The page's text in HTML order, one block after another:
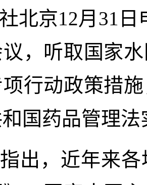
北京12月31
，听取国家
行动政策措
国药品管理
出，近年来